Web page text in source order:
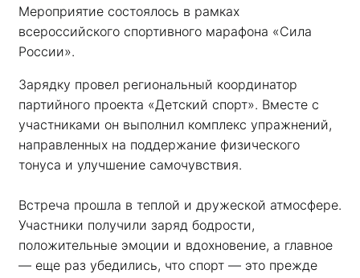
Мероприятие состоялось в рамках
всероссийского спортивного марафона «Сила
России».
Зарядку провел региональный координатор
партийного проекта «Детский спорт». Вместе с
участниками он выполнил комплекс упражнений,
направленных на поддержание физического
тонуса и улучшение самочувствия.
Встреча прошла в теплой и дружеской атмосфере.
Участники получили заряд бодрости,
положительные эмоции и вдохновение, а главное
— еще раз убедились, что спорт — это прежде